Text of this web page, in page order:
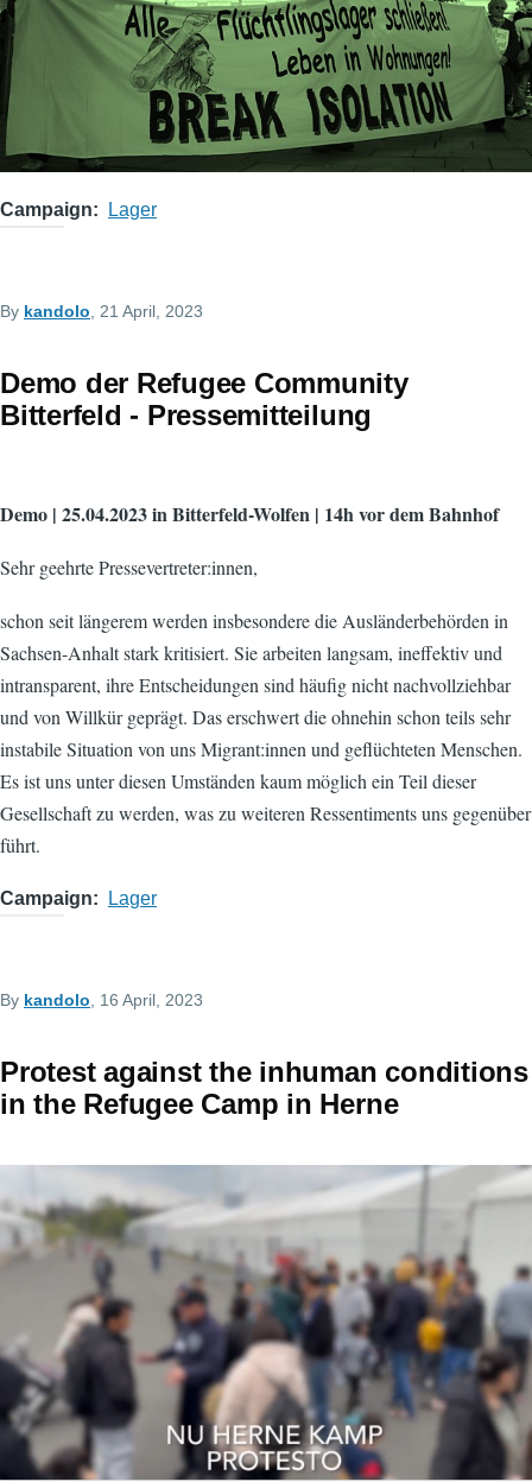
Campaign Lager
By kandolo, 21 April, 2023
Demo der Refugee Community
Bitterfeld - Pressemitteilung
Demo | 25.04.2023 in Bitterfeld-Wolfen | 14h vor dem Bahnhof
Sehr geehrte Pressevertreter:innen,
schon seit längerem werden insbesondere die Ausländerbehörden in
Sachsen-Anhalt stark kritisiert. Sie arbeiten langsam, ineffektiv und
intransparent, ihre Entscheidungen sind häufig nicht nachvollziehbar
und von Willkür geprägt. Das erschwert die ohnehin schon teils sehr
instabile Situation von uns Migrant:innen und geflüchteten Menschen.
Es ist uns unter diesen Umständen kaum möglich ein Teil dieser
Gesellschaft zu werden, was zu weiteren Ressentiments uns gegenüber
führt.
Campaign Lager
By kandolo , 16 April, 2023
Protest against the inhuman conditions
in the Refugee Camp in Herne